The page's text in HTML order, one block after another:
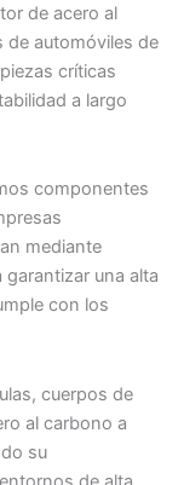
de acero al
de automóviles de
críticas
a largo
componentes
mediante
una alta
con los
cuerpos de
al carbono a
su